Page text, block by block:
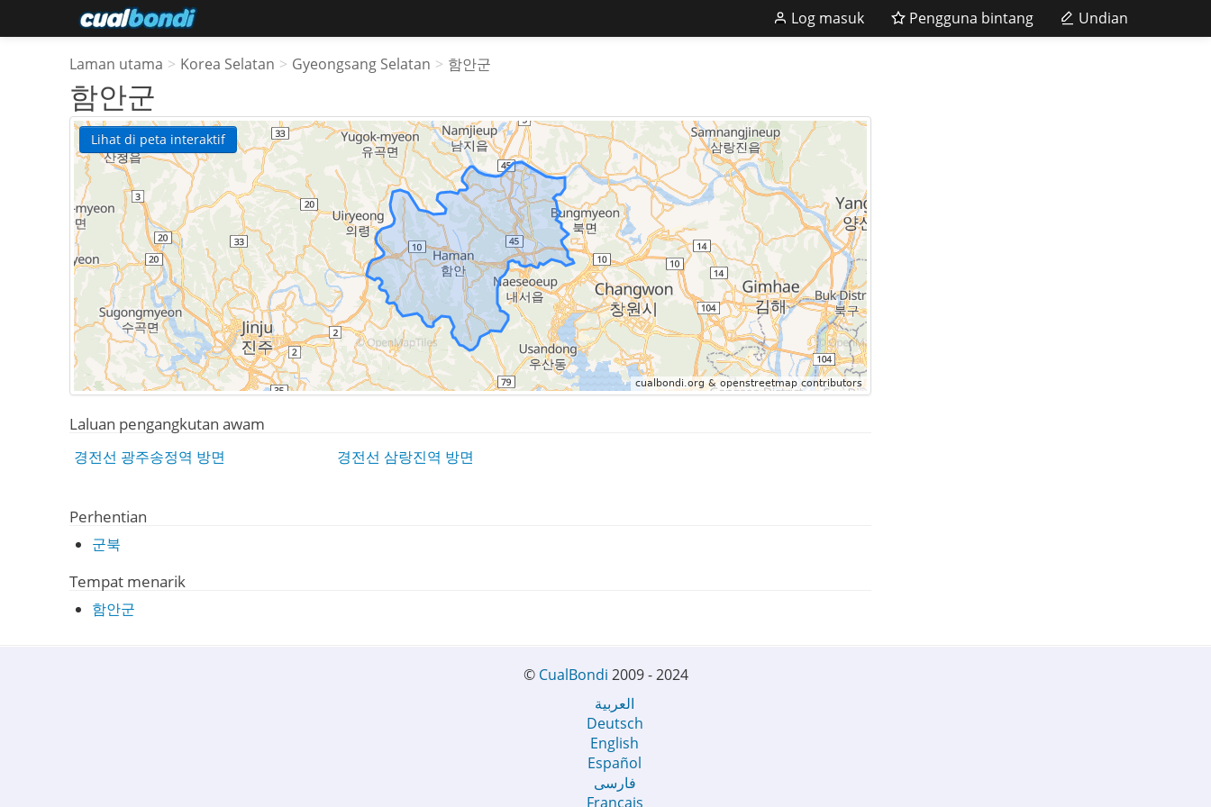
Log masuk Pengguna bintang Undian
Laman utama > Korea Selatan > Gyeongsang Selatan > 함안군
함안군
Lihat di peta interaktif
Laluan pengangkutan awam
경전선 광주송정역 방면 경전선 삼랑진역 방면
Perhentian
군북
Tempat menarik
함안군
© CualBondi 2009 - 2024
العربية
Deutsch
English
Español
فارسی
Français